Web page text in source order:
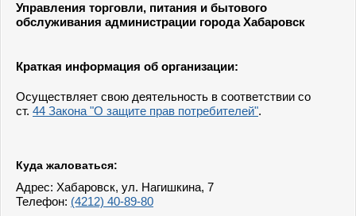
Управления торговли, питания и бытового
обслуживания администрации города Хабаровск
Краткая информация об организации:
Осуществляет свою деятельность в соответствии со
ст. 44 Закона "О защите прав потребителей".
Куда жаловаться:
Адрес: Хабаровск, ул. Нагишкина, 7
Телефон: (4212) 40-89-80